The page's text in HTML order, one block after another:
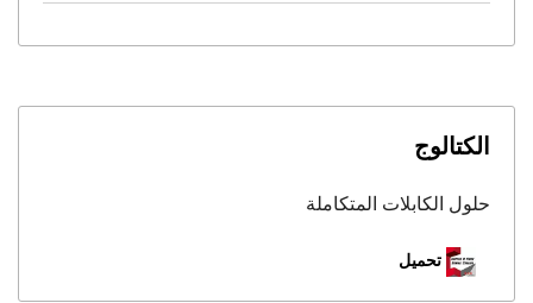
الكتالوج
حلول الكابلات المتكاملة
تحميل